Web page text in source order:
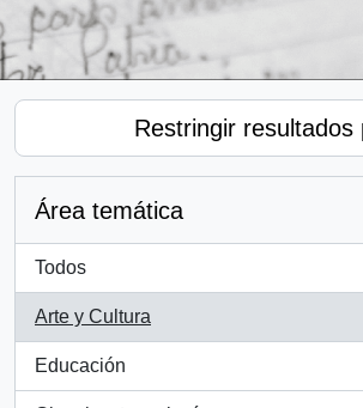
Restringir resultados
Área temática
Todos
Arte y Cultura
, 1 resultados
Educación
, 1 resultados